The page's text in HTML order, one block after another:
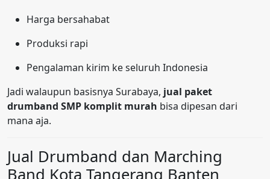
Harga bersahabat
Produksi rapi
Pengalaman kirim ke seluruh Indonesia
Jadi walaupun basisnya Surabaya, jual paket
drumband SMP komplit murah bisa dipesan dari
mana aja.
Jual Drumband dan Marching
Band Kota Tangerang Banten